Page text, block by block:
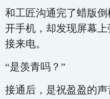
和工匠沟通完了蜡版
开手机，却发现屏幕
接来电。
“是羡青吗？”
接通后，是祝盈盈的